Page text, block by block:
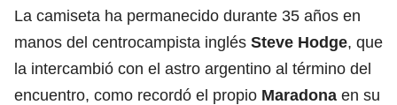
La camiseta ha permanecido durante 35 años en
manos del centrocampista inglés Steve Hodge, que
la intercambió con el astro argentino al término del
encuentro, como recordó el propio Maradona en su